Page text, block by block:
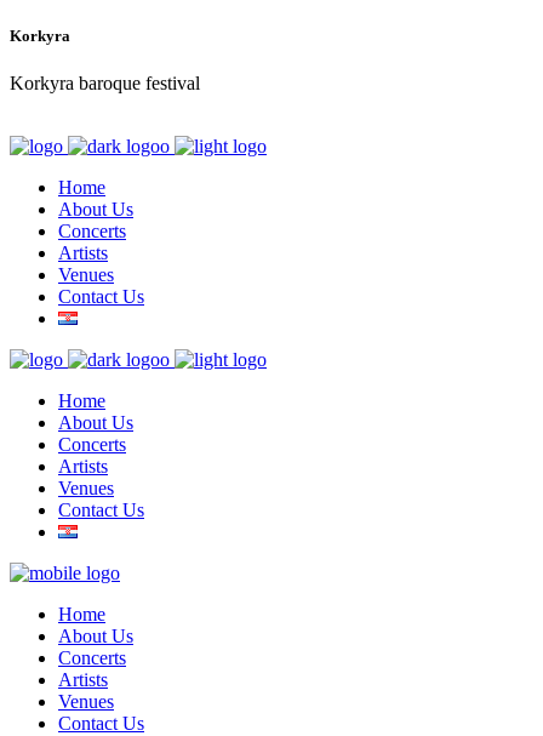
Korkyra
Korkyra baroque festival
Home
About Us
Concerts
Artists
Venues
Contact Us
Home
About Us
Concerts
Artists
Venues
Contact Us
Home
About Us
Concerts
Artists
Venues
Contact Us